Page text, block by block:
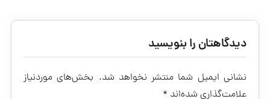
دیدگاهتان را بنویسید
نشانی ایمیل شما منتشر نخواهد شد. بخش‌های موردنیاز
علامت‌گذاری شده‌اند *